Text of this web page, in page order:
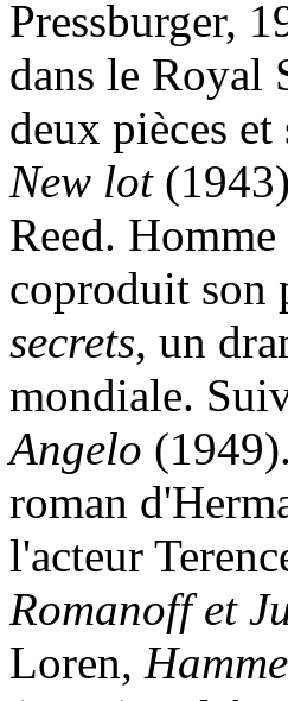
Pressburger,
dans le Royal
deux pièces
New lot
Reed.
coproduit son
secrets, un
mondiale.
Angelo
roman
l'acteur
Romanoff et
Loren,